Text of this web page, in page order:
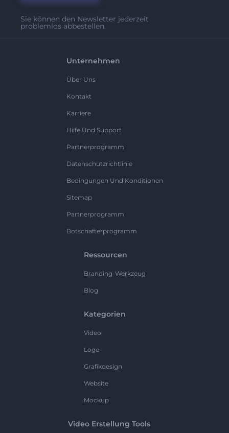
Sie können den Newsletter jederzeit
problemlos abbestellen.
Unternehmen
Über Uns
Kontakt
Karriere
Hilfe Und Support
Partnerprogramm
Datenschutzrichtlinie
Bedingungen Und Konditionen
Sitemap
Partnerprogramm
Botschafterprogramm
Ressourcen
Branding-Werkzeug
Blog
Kategorien
Video
Logo
Grafikdesign
Website
Mockup
Video Erstellung Tools